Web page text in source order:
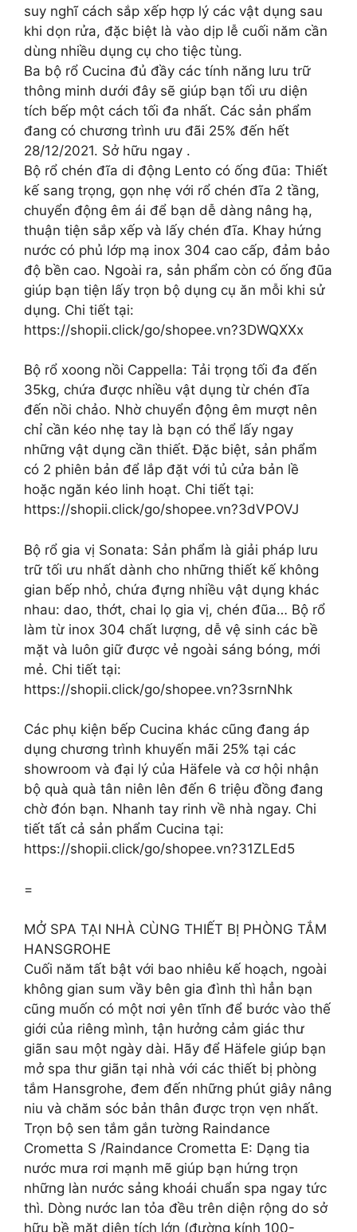
suy nghĩ cách sắp xếp hợp lý các vật dụng sau
khi dọn rửa, đặc biệt là vào dịp lễ cuối năm cần
dùng nhiều dụng cụ cho tiệc tùng.
Ba bộ rổ Cucina đủ đầy các tính năng lưu trữ
thông minh dưới đây sẽ giúp bạn tối ưu diện
tích bếp một cách tối đa nhất. Các sản phẩm
đang có chương trình ưu đãi 25% đến hết
28/12/2021. Sở hữu ngay .
Bộ rổ chén đĩa di động Lento có ống đũa: Thiết
kế sang trọng, gọn nhẹ với rổ chén đĩa 2 tầng,
chuyển động êm ái để bạn dễ dàng nâng hạ,
thuận tiện sắp xếp và lấy chén đĩa. Khay hứng
nước có phủ lớp mạ inox 304 cao cấp, đảm bảo
độ bền cao. Ngoài ra, sản phẩm còn có ống đũa
giúp bạn tiện lấy trọn bộ dụng cụ ăn mỗi khi sử
dụng. Chi tiết tại:
https://shopii.click/go/shopee.vn?3DWQXXx
Bộ rổ xoong nồi Cappella: Tải trọng tối đa đến
35kg, chứa được nhiều vật dụng từ chén đĩa
đến nồi chảo. Nhờ chuyển động êm mượt nên
chỉ cần kéo nhẹ tay là bạn có thể lấy ngay
những vật dụng cần thiết. Đặc biệt, sản phẩm
có 2 phiên bản để lắp đặt với tủ cửa bản lề
hoặc ngăn kéo linh hoạt. Chi tiết tại:
https://shopii.click/go/shopee.vn?3dVPOVJ
Bộ rổ gia vị Sonata: Sản phẩm là giải pháp lưu
trữ tối ưu nhất dành cho những thiết kế không
gian bếp nhỏ, chứa đựng nhiều vật dụng khác
nhau: dao, thớt, chai lọ gia vị, chén đũa… Bộ rổ
làm từ inox 304 chất lượng, dễ vệ sinh các bề
mặt và luôn giữ được vẻ ngoài sáng bóng, mới
mẻ. Chi tiết tại:
https://shopii.click/go/shopee.vn?3srnNhk
Các phụ kiện bếp Cucina khác cũng đang áp
dụng chương trình khuyến mãi 25% tại các
showroom và đại lý của Häfele và cơ hội nhận
bộ quà quà tân niên lên đến 6 triệu đồng đang
chờ đón bạn. Nhanh tay rinh về nhà ngay. Chi
tiết tất cả sản phẩm Cucina tại:
https://shopii.click/go/shopee.vn?31ZLEd5
=
MỞ SPA TẠI NHÀ CÙNG THIẾT BỊ PHÒNG TẮM
HANSGROHE
Cuối năm tất bật với bao nhiêu kế hoạch, ngoài
không gian sum vầy bên gia đình thì hẳn bạn
cũng muốn có một nơi yên tĩnh để bước vào thế
giới của riêng mình, tận hưởng cảm giác thư
giãn sau một ngày dài. Hãy để Häfele giúp bạn
mở spa thư giãn tại nhà với các thiết bị phòng
tắm Hansgrohe, đem đến những phút giây nâng
niu và chăm sóc bản thân được trọn vẹn nhất.
Trọn bộ sen tắm gắn tường Raindance
Crometta S /Raindance Crometta E: Dạng tia
nước mưa rơi mạnh mẽ giúp bạn hứng trọn
những làn nước sảng khoái chuẩn spa ngay tức
thì. Dòng nước lan tỏa đều trên diện rộng do sở
hữu bề mặt diện tích lớn (đường kính 100-